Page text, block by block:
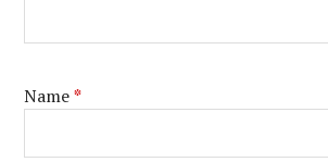
Name*